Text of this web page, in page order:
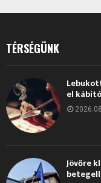
TÉRSÉGÜNK
el
Jövőre